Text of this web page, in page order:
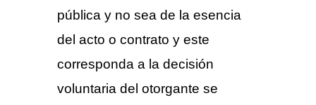
pública y no sea de la esencia
del acto o contrato y este
corresponda a la decisión
voluntaria del otorgante se